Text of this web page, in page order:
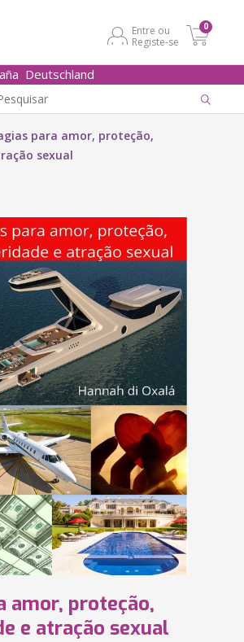
Entre ou
Registe-se
0
Deutschland
para amor, proteção,
sexual
amor, proteção,
e atração sexual